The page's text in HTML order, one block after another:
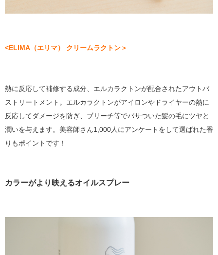
<ELIMA（エリマ） クリームラクトン＞
熱に反応して補修する成分、エルカラクトンが配合されたアウトバ
ストリートメント。エルカラクトンがアイロンやドライヤーの熱に
反応してダメージを防ぎ、ブリーチ等でパサついた髪の毛にツヤと
潤いを与えます。美容師さん1,000人にアンケートをして選ばれた香
りもポイントです！
カラーがより映えるオイルスプレー